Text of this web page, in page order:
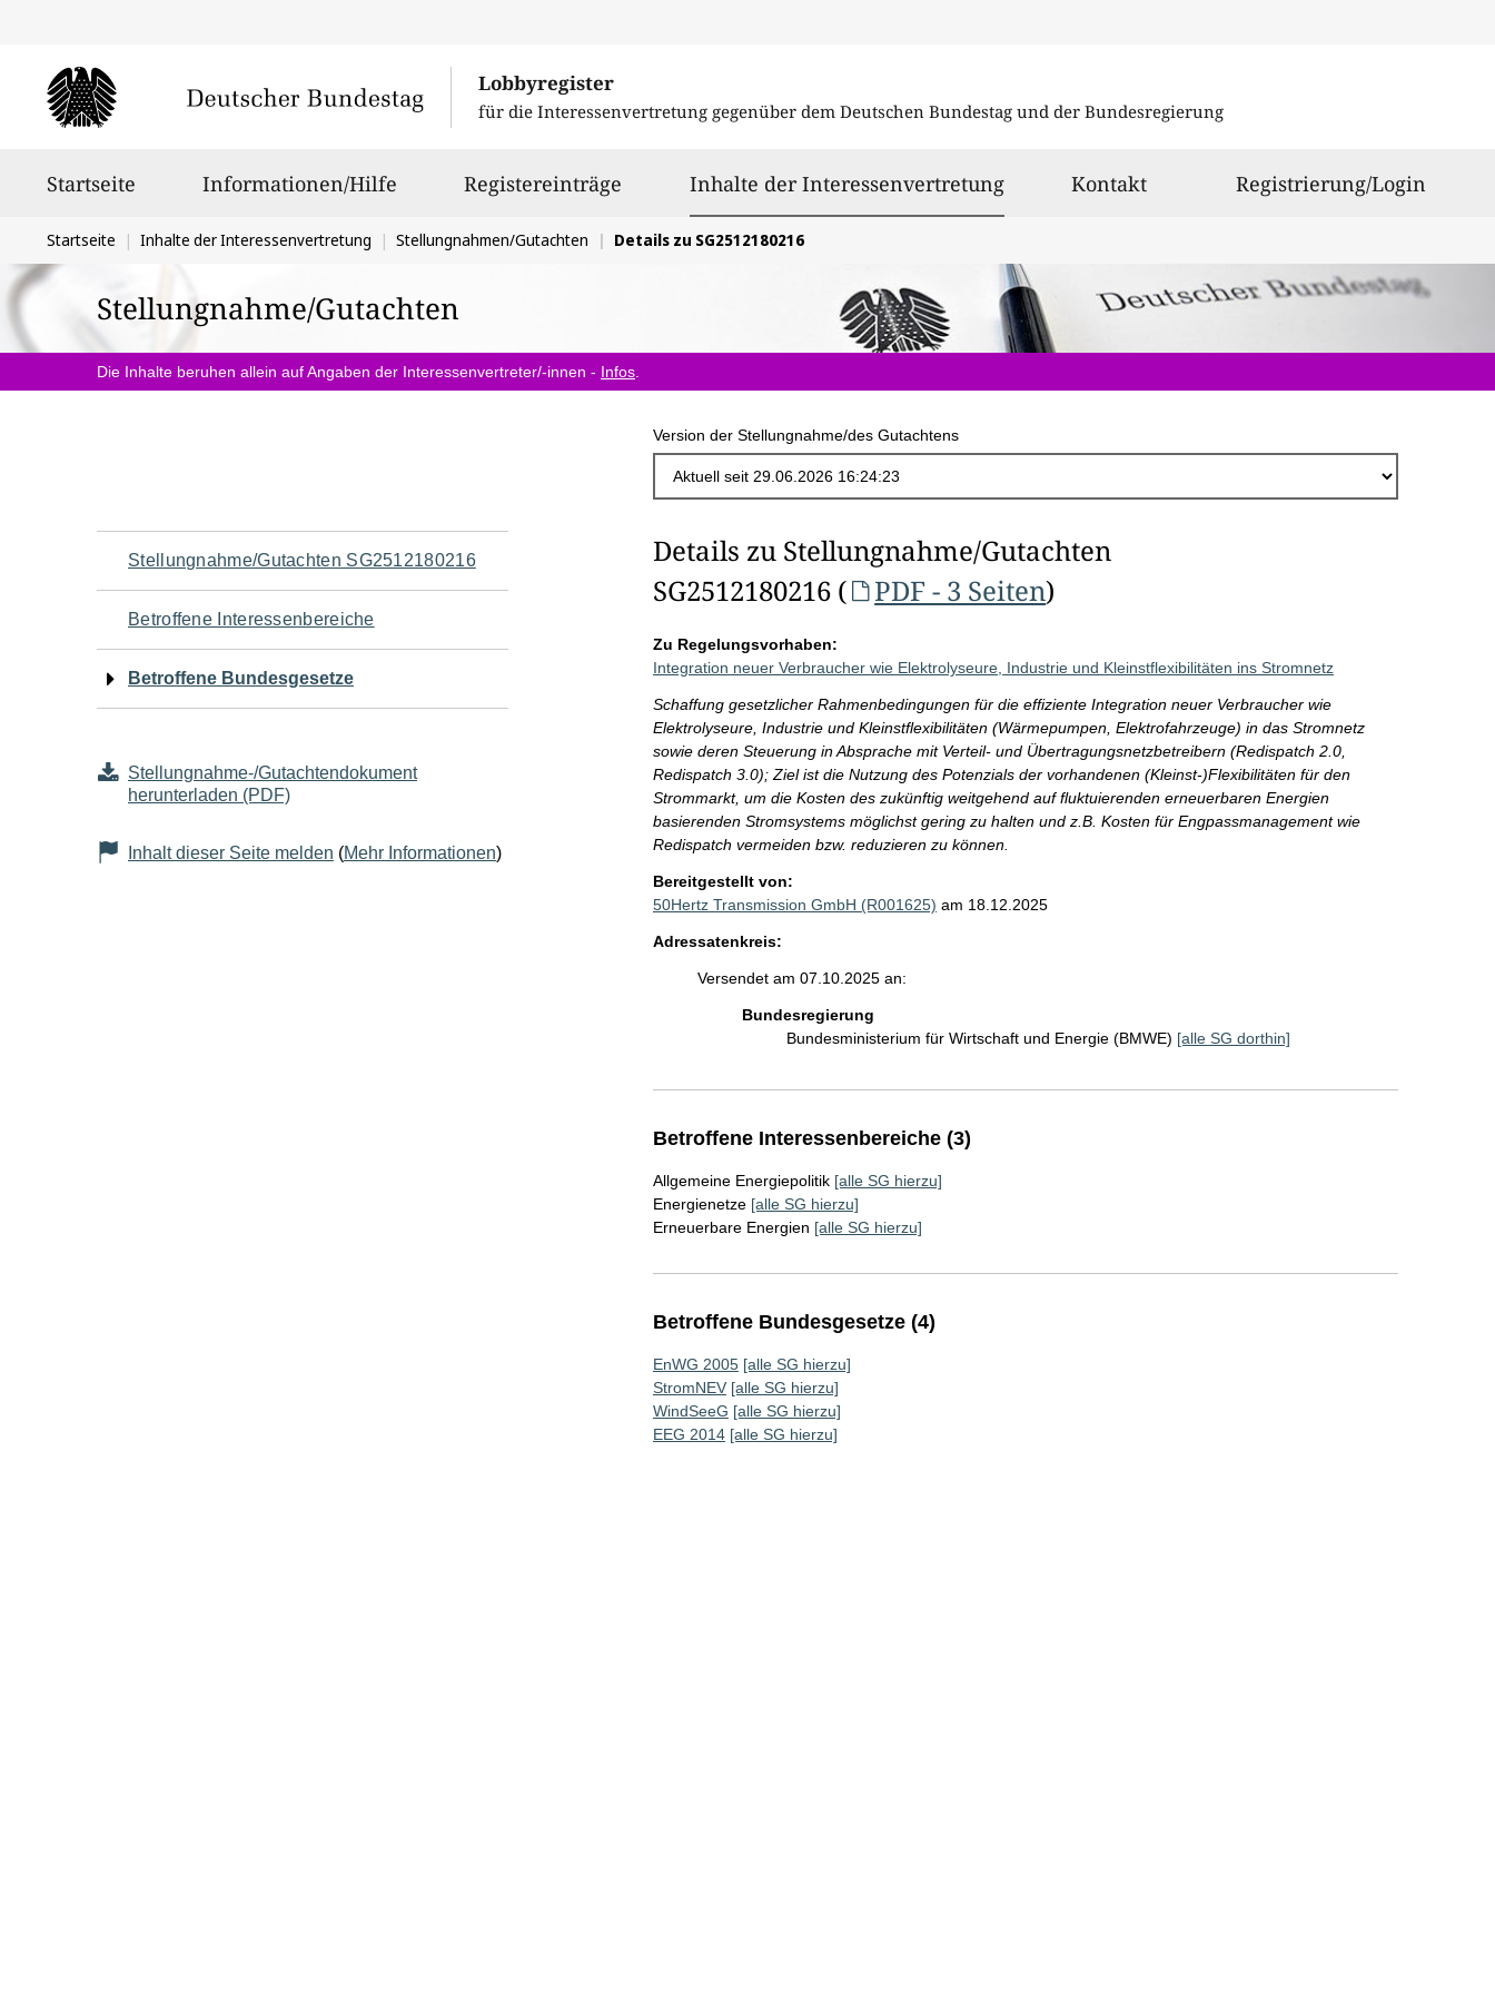
Lobbyregister
für die Interessenvertretung gegenüber dem Deutschen Bundestag und der Bundesregierung
Startseite Informationen/Hilfe Registereinträge Inhalte der Interessenvertretungausgewählt
Kontakt Registrierung/Login
Sie
befinden
sich
hier:
Startseite Inhalte der Interessenvertretung Stellungnahmen/Gutachten Details zu SG2512180216
Stellungnahme/Gutachten
Die Inhalte beruhen allein auf Angaben der Interessenvertreter/-innen - Infos
Version der Stellungnahme/des Gutachtens
Navigation
für
den
Seiteninhalt
Stellungnahme/Gutachten SG2512180216
Betroffene Interessenbereiche
Betroffene Bundesgesetze
Stellungnahme-/Gutachtendokument
herunterladen (PDF)
Inhalt dieser Seite melden (Mehr Informationen)
Details zu Stellungnahme/Gutachten
SG2512180216 (
PDF - 3 Seiten)
Zu Regelungsvorhaben:
Integration neuer Verbraucher wie Elektrolyseure, Industrie und Kleinstflexibilitäten ins Stromnetz
Schaffung gesetzlicher Rahmenbedingungen für die effiziente Integration neuer Verbraucher wie
Elektrolyseure, Industrie und Kleinstflexibilitäten (Wärmepumpen, Elektrofahrzeuge) in das Stromnetz
sowie deren Steuerung in Absprache mit Verteil- und Übertragungsnetzbetreibern (Redispatch 2.0,
Redispatch 3.0); Ziel ist die Nutzung des Potenzials der vorhandenen (Kleinst-)Flexibilitäten für den
Strommarkt, um die Kosten des zukünftig weitgehend auf fluktuierenden erneuerbaren Energien
basierenden Stromsystems möglichst gering zu halten und z.B. Kosten für Engpassmanagement wie
Redispatch vermeiden bzw. reduzieren zu können.
Bereitgestellt von:
50Hertz Transmission GmbH (R001625) am 18.12.2025
Adressatenkreis:
Versendet am 07.10.2025 an:
Bundesregierung
Bundesministerium für Wirtschaft und Energie (BMWE) [alle SG dorthin]
Betroffene Interessenbereiche (3)
Allgemeine Energiepolitik [alle SG hierzu]
Energienetze [alle SG hierzu]
Erneuerbare Energien [alle SG hierzu]
Betroffene Bundesgesetze (4)
EnWG 2005 [alle SG hierzu]
StromNEV [alle SG hierzu]
WindSeeG [alle SG hierzu]
EEG 2014 [alle SG hierzu]